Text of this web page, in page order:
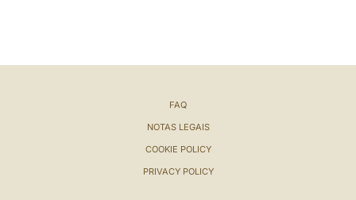
FAQ
NOTAS LEGAIS
COOKIE POLICY
PRIVACY POLICY